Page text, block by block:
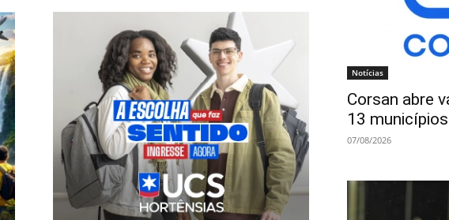
Notícias
Corsan abre
13
07/08/2026